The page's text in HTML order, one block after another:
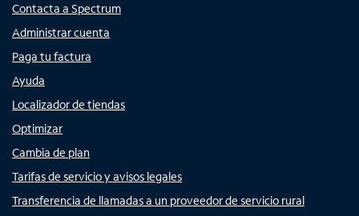
Contacta a Spectrum
Administrar cuenta
Paga tu factura
Ayuda
Localizador de tiendas
Optimizar
Cambia de plan
Tarifas de servicio y avisos legales
Transferencia de llamadas a un proveedor de servicio rural